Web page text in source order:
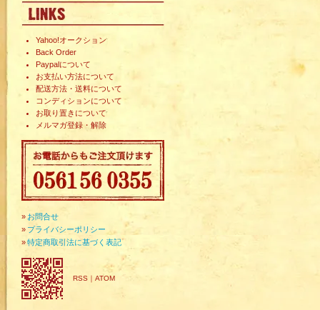
Yahoo!オークション
Back Order
Paypalについて
お支払い方法について
配送方法・送料について
コンディションについて
お取り置きについて
メルマガ登録・解除
» お問合せ
» プライバシーポリシー
»特定商取引法に基づく表記
RSS ｜ ATOM